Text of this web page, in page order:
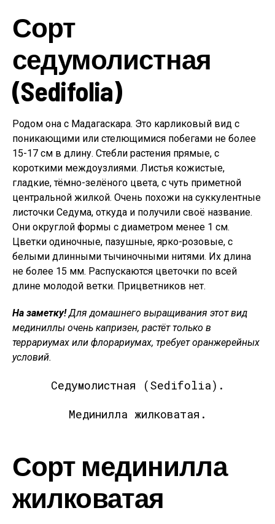
Сорт
седумолистная
(Sedifolia)
Родом она с Мадагаскара. Это карликовый вид с
поникающими или стелющимися побегами не более
15-17 см в длину. Стебли растения прямые, с
короткими междоузлиями. Листья кожистые,
гладкие, тёмно-зелёного цвета, с чуть приметной
центральной жилкой. Очень похожи на суккулентные
листочки Седума, откуда и получили своё название.
Они округлой формы с диаметром менее 1 см.
Цветки одиночные, пазушные, ярко-розовые, с
белыми длинными тычиночными нитями. Их длина
не более 15 мм. Распускаются цветочки по всей
длине молодой ветки. Прицветников нет.
На заметку!Для домашнего выращивания этот вид
мединиллы очень капризен, растёт только в
террариумах или флорариумах, требует оранжерейных
условий.
Седумолистная (Sedifolia).
Мединилла жилковатая.
Сорт мединилла
жилковатая